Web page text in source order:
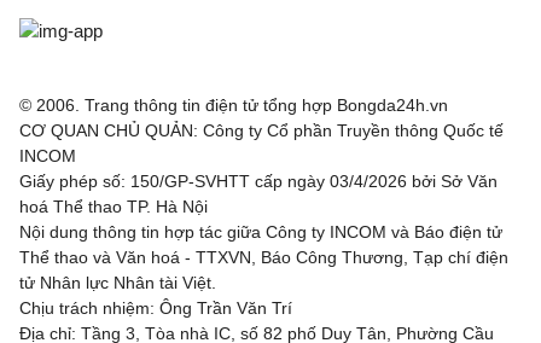
VĐQG Brazil, Hôm nay - 09/08
VĐQG Bồ Đào Nha, Hôm nay - 09/08
CF Estrela da
Amadora
2 - 2 Sporting
© 2006. Trang thông tin điện tử tổng hợp Bongda24h.vn
CƠ QUAN CHỦ QUẢN: Công ty Cổ phần Truyền thông Quốc tế
INCOM
Giấy phép số: 150/GP-SVHTT cấp ngày 03/4/2026 bởi Sở Văn
hoá Thể thao TP. Hà Nội
Nội dung thông tin hợp tác giữa Công ty INCOM và Báo điện tử
Thể thao và Văn hoá - TTXVN, Báo Công Thương, Tạp chí điện
tử Nhân lực Nhân tài Việt.
Chịu trách nhiệm: Ông Trần Văn Trí
Địa chỉ: Tầng 3, Tòa nhà IC, số 82 phố Duy Tân, Phường Cầu